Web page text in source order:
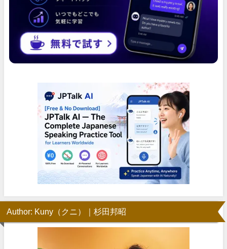
Author: Kuny（クニ）｜杉田邦昭